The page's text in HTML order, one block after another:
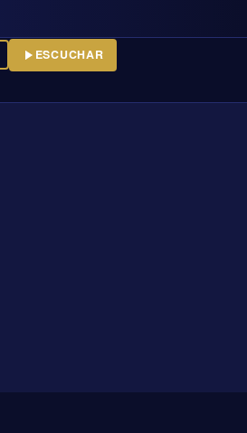
ESCUCHAR